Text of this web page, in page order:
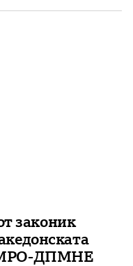
(United
законик
ДПМНЕ